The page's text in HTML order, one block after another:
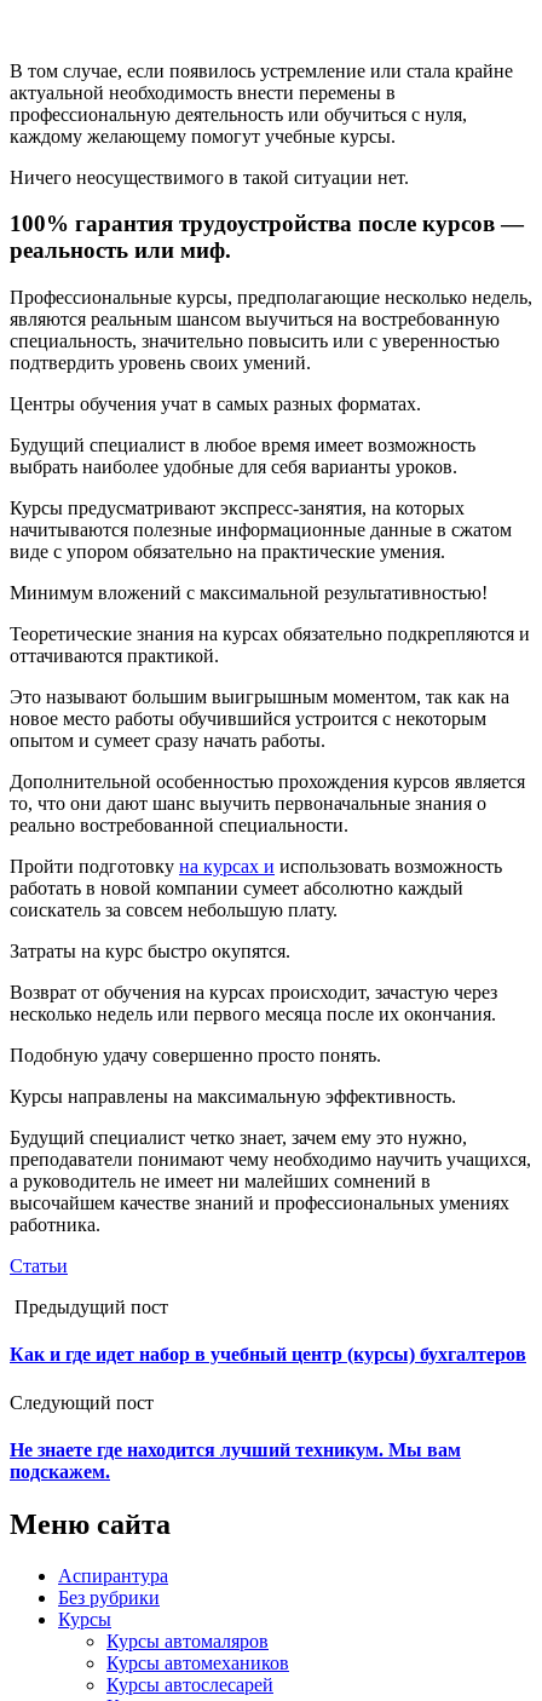
В том случае, если появилось устремление или стала крайне
актуальной необходимость внести перемены в
профессиональную деятельность или обучиться с нуля,
каждому желающему помогут учебные курсы.
Ничего неосуществимого в такой ситуации нет.
100% гарантия трудоустройства после курсов —
реальность или миф.
Профессиональные курсы, предполагающие несколько недель,
являются реальным шансом выучиться на востребованную
специальность, значительно повысить или с уверенностью
подтвердить уровень своих умений.
Центры обучения учат в самых разных форматах.
Будущий специалист в любое время имеет возможность
выбрать наиболее удобные для себя варианты уроков.
Курсы предусматривают экспресс-занятия, на которых
начитываются полезные информационные данные в сжатом
виде с упором обязательно на практические умения.
Минимум вложений с максимальной результативностью!
Теоретические знания на курсах обязательно подкрепляются и
оттачиваются практикой.
Это называют большим выигрышным моментом, так как на
новое место работы обучившийся устроится с некоторым
опытом и сумеет сразу начать работы.
Дополнительной особенностью прохождения курсов является
то, что они дают шанс выучить первоначальные знания о
реально востребованной специальности.
Пройти подготовку на курсах и использовать возможность
работать в новой компании сумеет абсолютно каждый
соискатель за совсем небольшую плату.
Затраты на курс быстро окупятся.
Возврат от обучения на курсах происходит, зачастую через
несколько недель или первого месяца после их окончания.
Подобную удачу совершенно просто понять.
Курсы направлены на максимальную эффективность.
Будущий специалист четко знает, зачем ему это нужно,
преподаватели понимают чему необходимо научить учащихся,
а руководитель не имеет ни малейших сомнений в
высочайшем качестве знаний и профессиональных умениях
работника.
Статьи
Предыдущий пост
Как и где идет набор в учебный центр (курсы) бухгалтеров
Следующий пост
Не знаете где находится лучший техникум. Мы вам
подскажем.
Меню сайта
Аспирантура
Без рубрики
Курсы
Курсы автомаляров
Курсы автомехаников
Курсы автослесарей